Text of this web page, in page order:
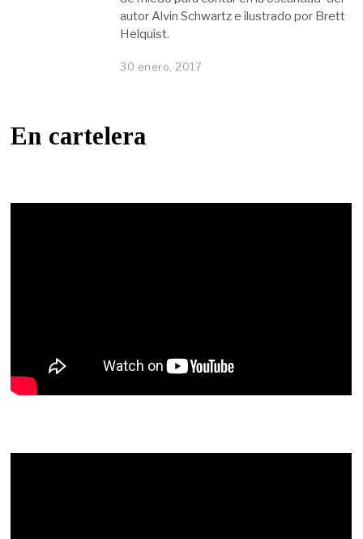
autor Alvin Schwartz e ilustrado por Brett
Helquist.
30 enero, 2017
En cartelera